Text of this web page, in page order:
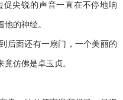
尖锐的声音一直在不停地响
的神经。
面还有一扇门，一个美丽的
仿佛是卓玉贞。